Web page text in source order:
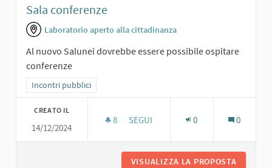
Sala conferenze
Laboratorio aperto alla cittadinanza
Al nuovo Salunei dovrebbe essere possibile ospitare
conferenze
Filtra i risultati per categoria: Incontri pubblici
Incontri pubblici
CREATO IL
14/12/2024
8 8 SOSTENITORI
SEGUI 0 0
VISUALIZZA LA PROPOSTA